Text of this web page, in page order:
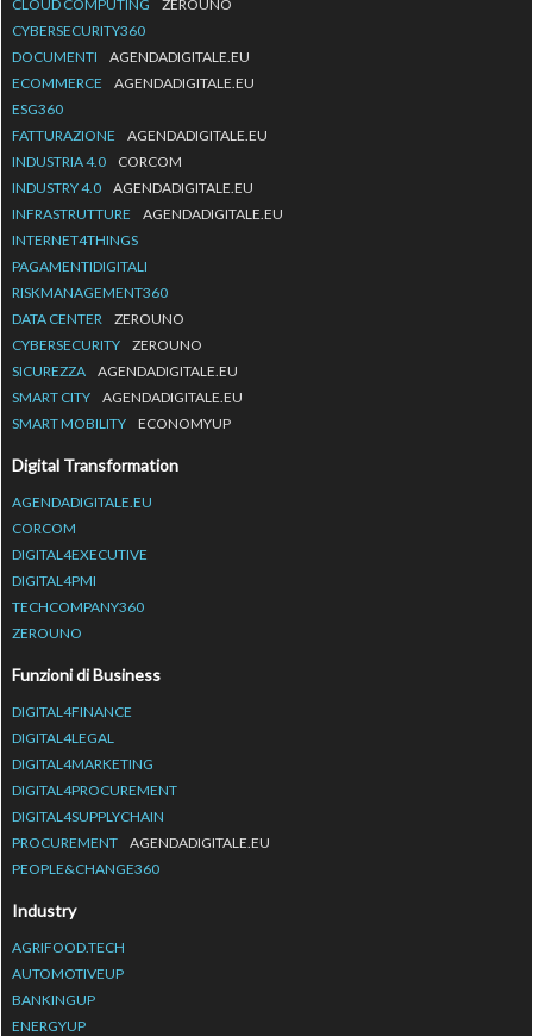
CLOUD COMPUTING
ZEROUNO
CYBERSECURITY360
DOCUMENTI
AGENDADIGITALE.EU
ECOMMERCE
AGENDADIGITALE.EU
ESG360
FATTURAZIONE
AGENDADIGITALE.EU
INDUSTRIA 4.0
CORCOM
INDUSTRY 4.0
AGENDADIGITALE.EU
INFRASTRUTTURE
AGENDADIGITALE.EU
INTERNET4THINGS
PAGAMENTIDIGITALI
RISKMANAGEMENT360
DATA CENTER
ZEROUNO
CYBERSECURITY
ZEROUNO
SICUREZZA
AGENDADIGITALE.EU
SMART CITY
AGENDADIGITALE.EU
SMART MOBILITY
ECONOMYUP
Digital Transformation
AGENDADIGITALE.EU
CORCOM
DIGITAL4EXECUTIVE
DIGITAL4PMI
TECHCOMPANY360
ZEROUNO
Funzioni di Business
DIGITAL4FINANCE
DIGITAL4LEGAL
DIGITAL4MARKETING
DIGITAL4PROCUREMENT
DIGITAL4SUPPLYCHAIN
PROCUREMENT
AGENDADIGITALE.EU
PEOPLE&CHANGE360
Industry
AGRIFOOD.TECH
AUTOMOTIVEUP
BANKINGUP
ENERGYUP